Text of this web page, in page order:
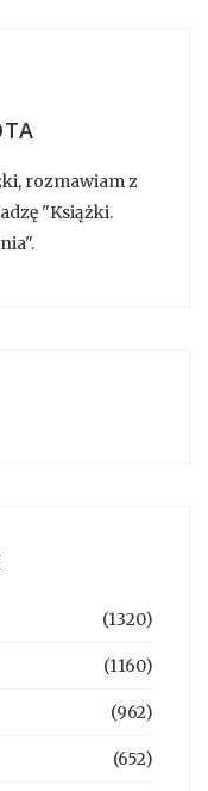
rozmawiam z
"Książki.
(1320)
(1160)
(962)
(652)